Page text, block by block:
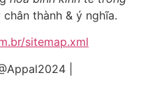
chân thành & ý nghĩa.
sitemap.xml
|